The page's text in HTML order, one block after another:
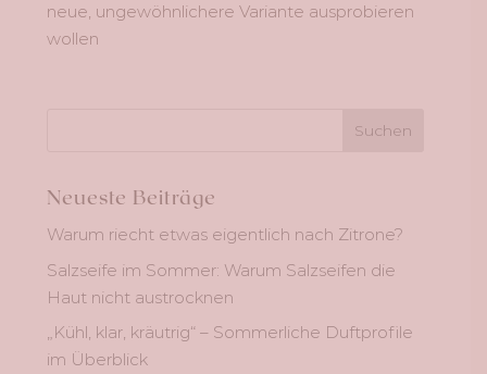
neue, ungewöhnlichere Variante ausprobieren
wollen
Neueste Beiträge
Warum riecht etwas eigentlich nach Zitrone?
Salzseife im Sommer: Warum Salzseifen die
Haut nicht austrocknen
„Kühl, klar, kräutrig“ – Sommerliche Duftprofile
im Überblick